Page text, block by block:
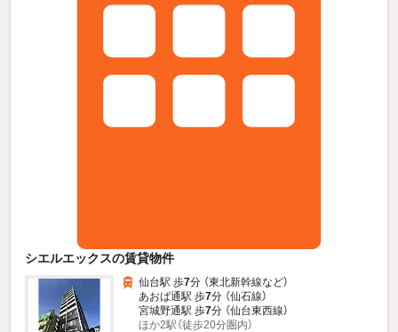
シエルエックスの賃貸物件
仙台駅 歩7分 （東北新幹線など）
あおば通駅 歩7分 （仙石線）
宮城野通駅 歩7分 （仙台東西線）
ほか2駅（徒歩20分圏内）